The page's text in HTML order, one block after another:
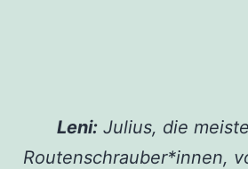
Leni: Julius, die
Routenschrauber*innen,